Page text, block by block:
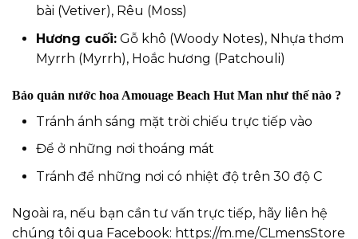
bài (Vetiver), Rêu (Moss)
Hương cuối: Gỗ khô (Woody Notes), Nhựa thơm
Myrrh (Myrrh), Hoắc hương (Patchouli)
Bảo quản nước hoa Amouage Beach Hut Man như thế nào ?
Tránh ánh sáng mặt trời chiếu trực tiếp vào
Để ở những nơi thoáng mát
Tránh để những nơi có nhiệt độ trên 30 độ C
Ngoài ra, nếu bạn cần tư vấn trực tiếp, hãy liên hệ
chúng tôi qua Facebook: https://m.me/CLmensStore